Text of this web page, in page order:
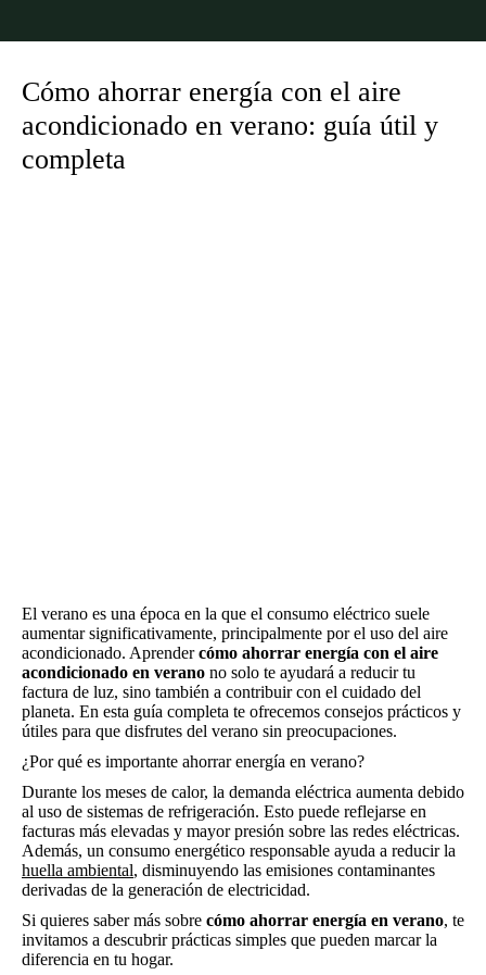
Cómo ahorrar energía con el aire
acondicionado en verano: guía útil y
completa
El verano es una época en la que el consumo eléctrico suele
aumentar significativamente, principalmente por el uso del aire
acondicionado. Aprendercómo ahorrar energía con el aire
acondicionado en verano no solo te ayudará a reducir tu
factura de luz, sino también a contribuir con el cuidado del
planeta. En esta guía completa te ofrecemos consejos prácticos y
útiles para que disfrutes del verano sin preocupaciones.
¿Por qué es importante ahorrar energía en verano?
Durante los meses de calor, la demanda eléctrica aumenta debido
al uso de sistemas de refrigeración. Esto puede reflejarse en
facturas más elevadas y mayor presión sobre las redes eléctricas.
Además, un consumo energético responsable ayuda a reducir la
huella ambiental, disminuyendo las emisiones contaminantes
derivadas de la generación de electricidad.
Si quieres saber más sobre cómo ahorrar energía en verano, te
invitamos a descubrir prácticas simples que pueden marcar la
diferencia en tu hogar.